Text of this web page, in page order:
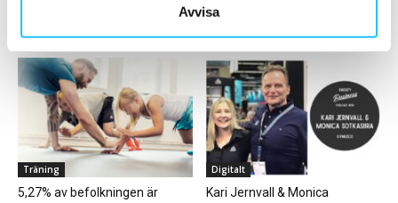
Avvisa– Sweaty Business podcast
Träning
5,27% av befolkningen är
Digitalt
Kari Jernvall & Monica